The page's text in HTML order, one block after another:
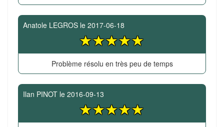
Anatole LEGROS le 2017-06-18
Problème résolu en très peu de temps
Ilan PINOT le 2016-09-13